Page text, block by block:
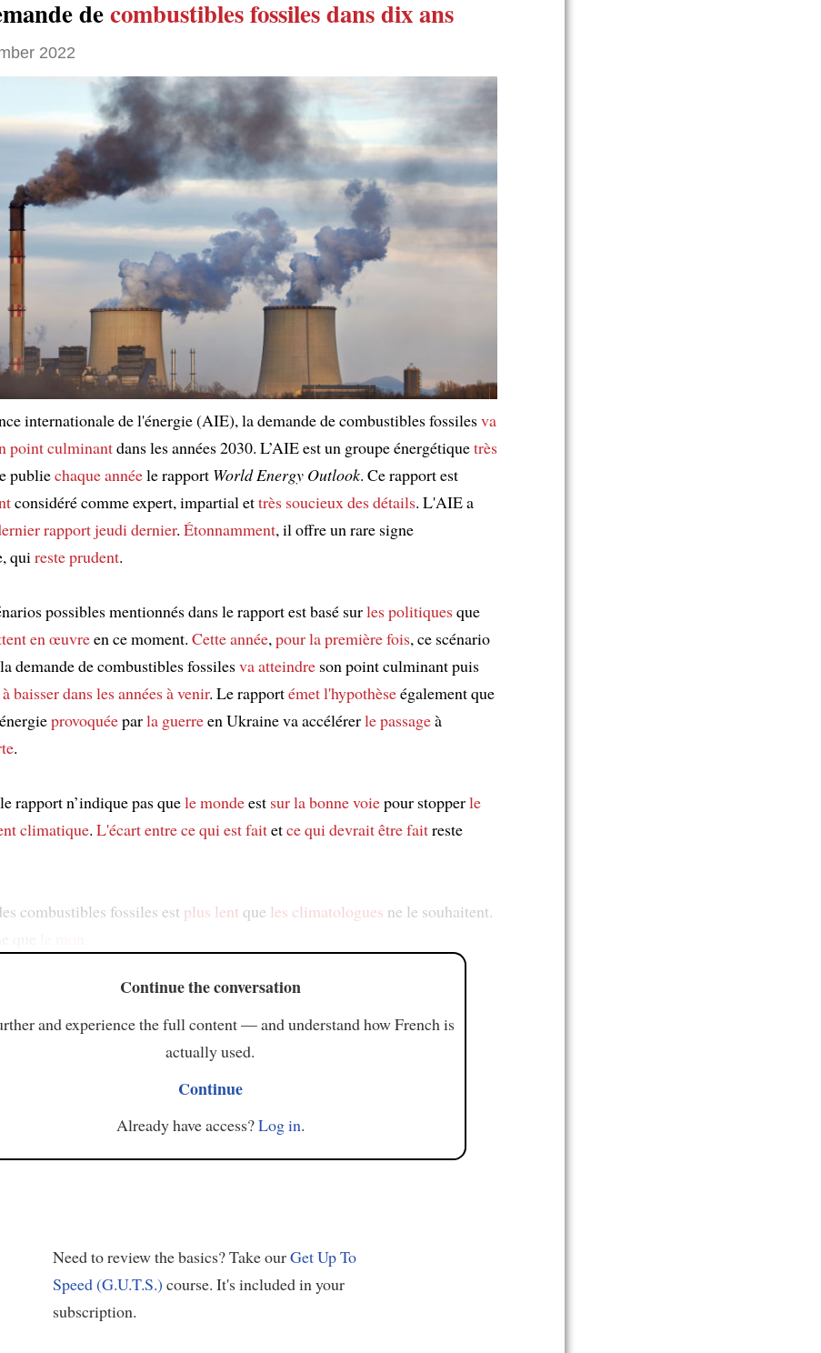
decombustibles fossilesdans dix ans
2022
internationale de l'énergie (AIE), la demande de combustibles fossilesva
point culminantdans les années 2030. L’AIE est un groupe énergétiquetrès
publiechaque annéele rapport World Energy Outlook. Ce rapport est
considéré comme expert, impartial ettrès soucieux des détails. L'AIE a
rapportjeudi dernier. Étonnamment, il offre un rare signe
qui resteprudent.
possibles mentionnés dans le rapport est basé surles politiquesque
en œuvreen ce moment. Cette année, pour la première fois, ce scénario
demande de combustibles fossilesva atteindre son point culminant puis
baisserdans les années à venir. Le rapportémet l'hypothèseégalement que
provoquéeparla guerreen Ukraine va accélérerle passageà
.
rapport n’indique pas quele mondeest sur la bonne voiepour stopperle
climatique. L'écartentrece qui est faitetce qui devrait être faitreste
combustibles fossiles est plus lent que les climatologues ne le souhaitent.
Continue the conversation
and experience the full content — and understand how French is
actually used.
Continue
Already have access?Log in.
Need to review the basics? Take ourGet Up To
Speed (G.U.T.S.) course. It's included in your
subscription.